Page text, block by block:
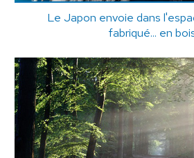
Le Japon envoie dans
fabriqué... en